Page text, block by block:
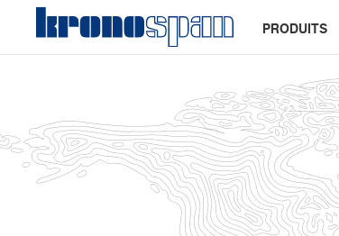
PRODUITS